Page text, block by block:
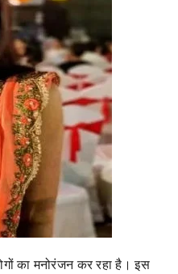
का मनोरंजन कर रहा है। इस